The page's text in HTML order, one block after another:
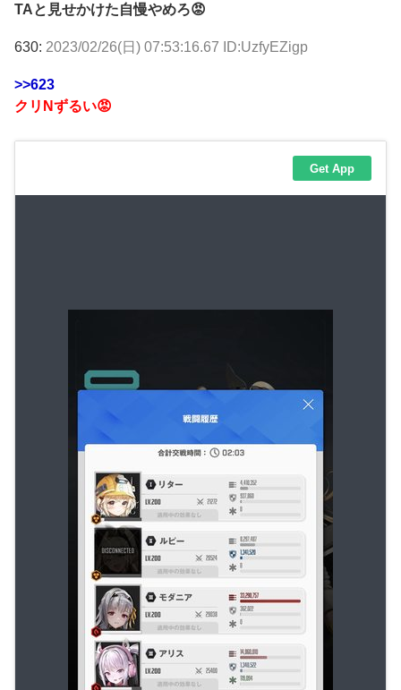
TAと見せかけた自慢やめろ😡
630: 2023/02/26(日) 07:53:16.67 ID:UzfyEZigp
>>623
クリNずるい😡